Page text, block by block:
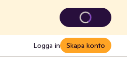
Logga in Skapa konto